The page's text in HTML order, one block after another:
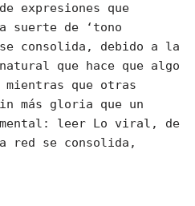
expresiones que
suerte de ‘tono
consolida, debido a la
que hace que algo
que otras
más gloria que un
leer Lo viral, de
red se consolida,